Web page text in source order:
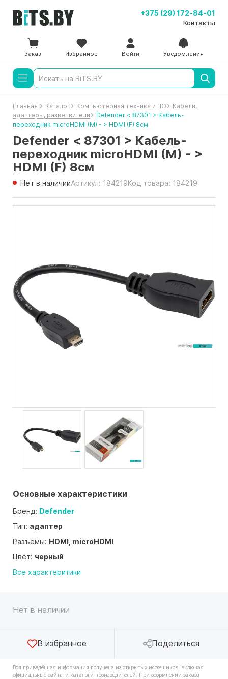
+375 (29) 172-84-01
Контакты
Заказ Избранное Войти Уведомления
Главная Каталог Компьютерная техника и ПО
Кабели,
адаптеры, разветвители
Defender < 87301 > Кабель-
переходник microHDMI (M) - > HDMI (F) 8см
Defender < 87301 > Кабель-
переходник microHDMI (M) - >
HDMI (F) 8см
Нет в наличииАртикул: 184219Код товара: 184219
Основные характеристики
Бренд: Defender
Тип: адаптер
Разъемы: HDMI, microHDMI
Цвет: черный
Все характеритики
Нет в наличии
В избранное Поделиться
Вся приведённая информация получена из открытых источников, включая
официальные сайты и каталоги производителей. При оформлении заказа